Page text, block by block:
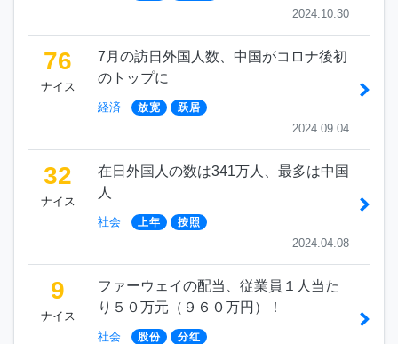
2024.10.30
76
ナイス
7月の訪日外国人数、中国がコロナ後初
のトップに
経済 放宽 跃居
2024.09.04
32
ナイス
在日外国人の数は341万人、最多は中国
人
社会 上年 按照
2024.04.08
9
ナイス
ファーウェイの配当、従業員１人当た
り５０万元（９６０万円）！
社会 股份 分红